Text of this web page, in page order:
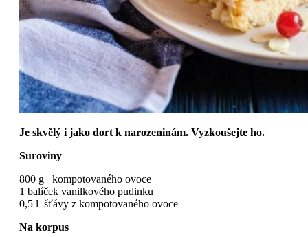
Je skvělý i jako dort k narozeninám. Vyzkoušejte ho.
Suroviny
800 g kompotovaného ovoce
1 balíček vanilkového pudinku
0,5 l šťávy z kompotovaného ovoce
Na korpus